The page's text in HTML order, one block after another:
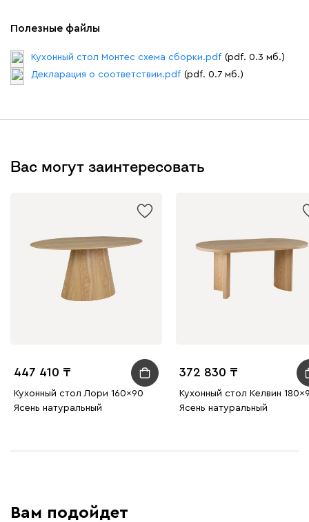
Полезные файлы
Кухонный стол Монтес схема сборки.pdf (pdf. 0.3 мб.)
Декларация о соответствии.pdf (pdf. 0.7 мб.)
Вас могут заинтересовать
447 410
Кухонный стол Лори 160x90
Ясень натуральный
372 830
Кухонный стол Келвин
Ясень натуральный
Вам подойдет